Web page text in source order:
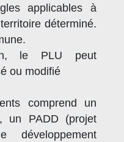
applicables à
déterminé.
le PLU peut
ou modifié
comprend un
un PADD (projet
développement